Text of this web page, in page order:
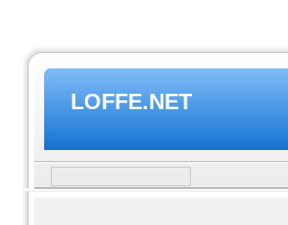
LOFFE.NET